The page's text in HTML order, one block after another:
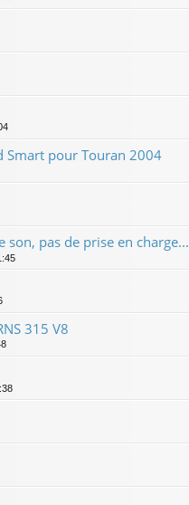
Smart pour Touran 2004
son, pas de prise en charge...
315 V8